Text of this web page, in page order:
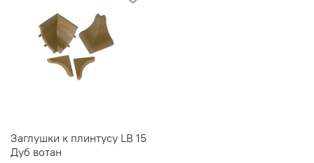
Заглушки к плинтусу LB 15
Дуб вотан